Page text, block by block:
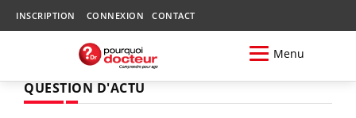
INSCRIPTION CONNEXION CONTACT
Menu
QUESTION D'ACTU